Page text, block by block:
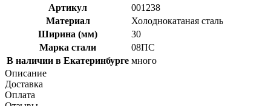
Артикул
001238
Материал
Холоднокатаная сталь
Ширина (мм)
30
Марка стали
08ПС
В наличии в Екатеринбурге много
Описание
Доставка
Оплата